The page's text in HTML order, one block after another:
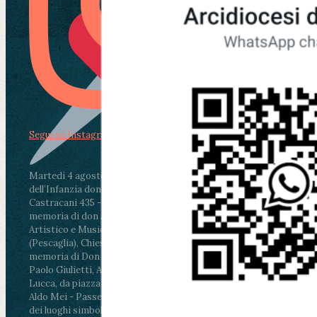
Martedì 4 agosto2026
ore 11:30 - Lucca, Scuola
dell’Infanzia don Aldo Mei - Viale Castruccio
Castracani 435 - Inaugurazione murales in
memoria di don Aldo Mei curato dal Liceo
Artistico e Musicale “Passaglia”
ore 18 - Fiano
(Pescaglia), Chiesa parrocchiale - Messa in
memoria di Don Aldo Mei celebrata da mons.
Paolo Giulietti, Arcivescovo di Lucca
ore 20.30 -
Lucca, da piazza San Michele al Cippo di don
Aldo Mei - Passeggiata della Memoria in alcuni
dei luoghi simbolo della città. Ritrovo alle ore
Segui su Instagram